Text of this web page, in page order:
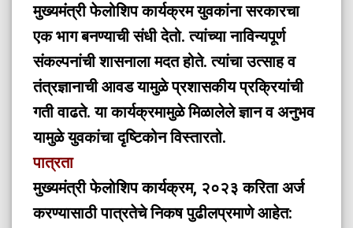
मुख्यमंत्री फेलोशिप कार्यक्रम युवकांना सरकारचा
एक भाग बनण्याची संधी देतो. त्यांच्या नाविन्यपूर्ण
संकल्पनांची शासनाला मदत होते. त्यांचा उत्साह व
तंत्रज्ञानाची आवड यामुळे प्रशासकीय प्रक्रियांची
गती वाढते. या कार्यक्रमामुळे मिळालेले ज्ञान व अनुभव
यामुळे युवकांचा दृष्टिकोन विस्तारतो.
पात्रता
मुख्यमंत्री फेलोशिप कार्यक्रम, २०२३ करिता अर्ज
करण्यासाठी पात्रतेचे निकष पुढीलप्रमाणे आहेत: